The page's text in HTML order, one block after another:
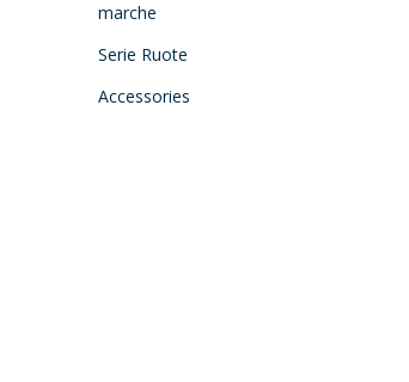
marche
Serie Ruote
Accessories